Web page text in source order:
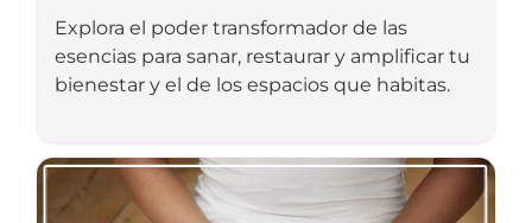
Explora el poder transformador de las
esencias para sanar, restaurar y amplificar tu
bienestar y el de los espacios que habitas.